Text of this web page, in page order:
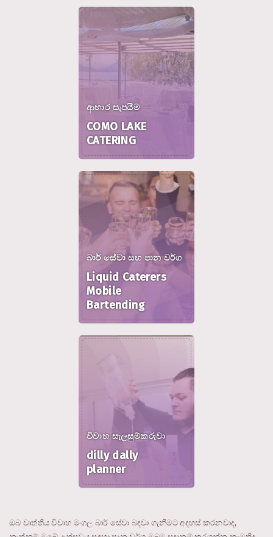
ආහාර සැපයීම
COMO LAKE
CATERING
බාර් සේවා සහ පාන වර්ග
Liquid Caterers
Mobile
Bartending
විවාහ සැලසුම්කරුවා
dilly dally
planner
ඔබ වෘත්තීය විවාහ මංගල බාර් සේවා බඳවා ගැනීමට අදහස් කරනවාද,